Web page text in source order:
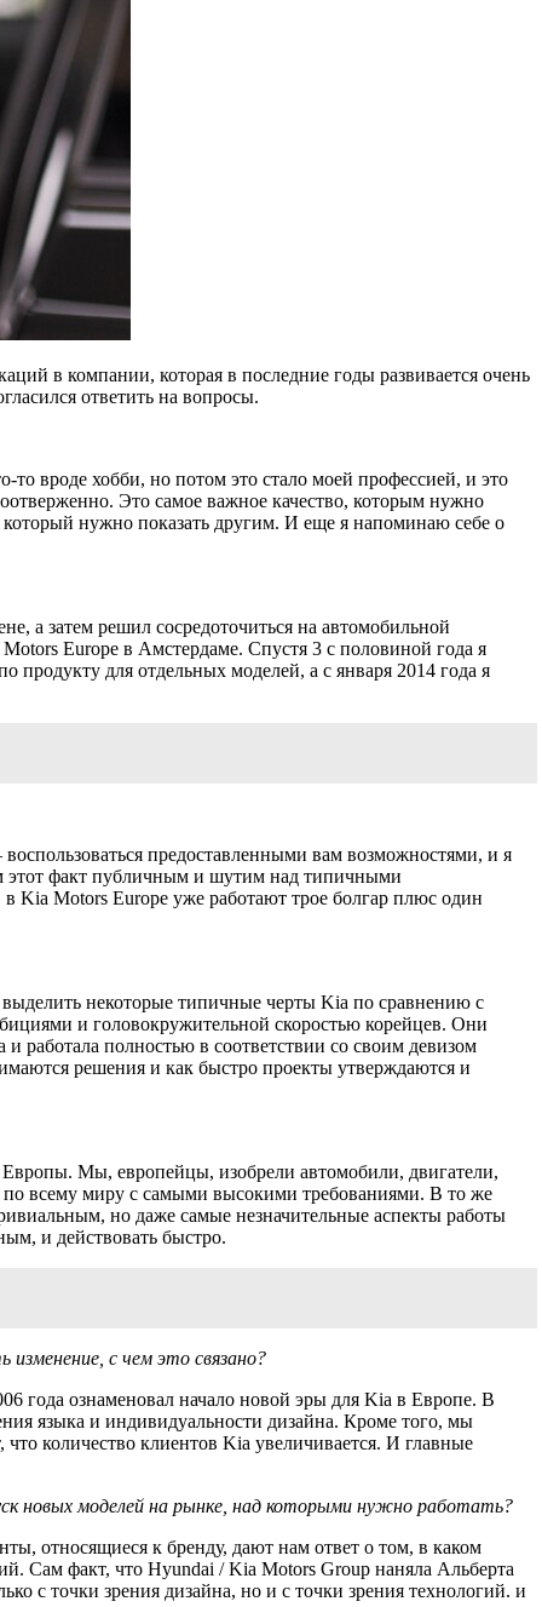
в компании, которая в последние годы развивается очень
ответить на вопросы.
вроде хобби, но потом это стало моей профессией, и это
Это самое важное качество, которым нужно
нужно показать другим. И еще я напоминаю себе о
а затем решил сосредоточиться на автомобильной
Europe в Амстердаме. Спустя 3 с половиной года я
продукту для отдельных моделей, а с января 2014 года я
предоставленными вам возможностями, и я
этот факт публичным и шутим над типичными
Kia Motors Europe уже работают трое болгар плюс один
некоторые типичные черты Kia по сравнению с
и головокружительной скоростью корейцев. Они
работала полностью в соответствии со своим девизом
решения и как быстро проекты утверждаются и
Мы, европейцы, изобрели автомобили, двигатели,
по всему миру с самыми высокими требованиями. В то же
но даже самые незначительные аспекты работы
и действовать быстро.
с чем это связано?
года ознаменовал начало новой эры для Kia в Европе. В
языка и индивидуальности дизайна. Кроме того, мы
количество клиентов Kia увеличивается. И главные
новых моделей на рынке, над которыми нужно работать?
относящиеся к бренду, дают нам ответ о том, в каком
Сам факт, что Hyundai / Kia Motors Group наняла Альберта
с точки зрения дизайна, но и с точки зрения технологий. и